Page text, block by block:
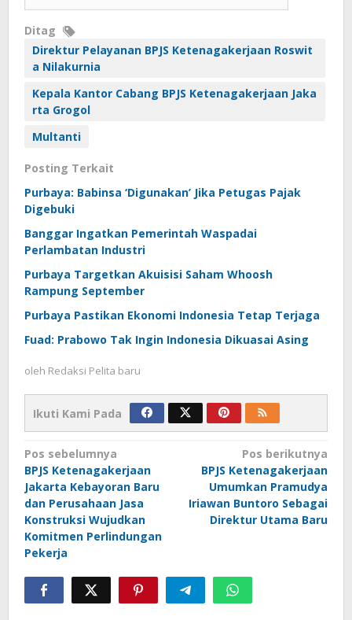
Ditag
Direktur Pelayanan BPJS Ketenagakerjaan Roswit
a Nilakurnia
Kepala Kantor Cabang BPJS Ketenagakerjaan Jaka
rta Grogol
Multanti
Posting Terkait
Purbaya: Babinsa ‘Digunakan’ Jika Petugas Pajak
Digebuki
Banggar Ingatkan Pemerintah Waspadai
Perlambatan Industri
Purbaya Targetkan Akuisisi Saham Whoosh
Rampung September
Purbaya Pastikan Ekonomi Indonesia Tetap Terjaga
Fuad: Prabowo Tak Ingin Indonesia Dikuasai Asing
oleh Redaksi Pelita baru
Ikuti Kami Pada
Navigasi
pos
Pos sebelumnya
BPJS Ketenagakerjaan
Jakarta Kebayoran Baru
dan Perusahaan Jasa
Konstruksi Wujudkan
Komitmen Perlindungan
Pekerja
Pos berikutnya
BPJS Ketenagakerjaan
Umumkan Pramudya
Iriawan Buntoro Sebagai
Direktur Utama Baru